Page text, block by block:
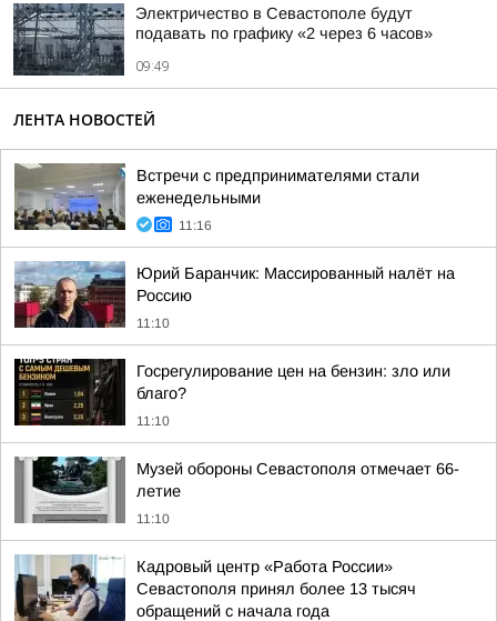
Электричество в Севастополе будут
подавать по графику «2 через 6 часов»
09:49
ЛЕНТА НОВОСТЕЙ
Встречи с предпринимателями стали
еженедельными
11:16
Юрий Баранчик: Массированный налёт на
Россию
11:10
Госрегулирование цен на бензин: зло или
благо?
11:10
Музей обороны Севастополя отмечает 66-
летие
11:10
Кадровый центр «Работа России»
Севастополя принял более 13 тысяч
обращений с начала года